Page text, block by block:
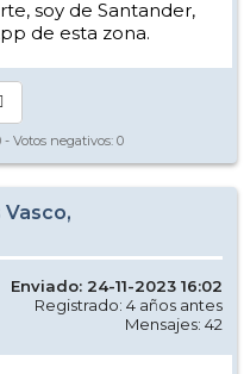
soy de Santander,
de esta zona.
- Votos negativos: 0
Vasco,
Enviado: 24-11-2023 16:02
Registrado: 4 años antes
Mensajes: 42